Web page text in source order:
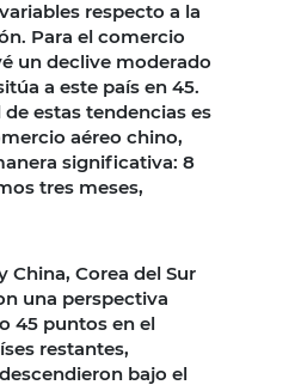
respecto a la
Para el comercio
un declive moderado
a este país en 45.
estas tendencias es
aéreo chino,
significativa: 8
tres meses,
China, Corea del Sur
una perspectiva
45 puntos en el
restantes,
bajo el